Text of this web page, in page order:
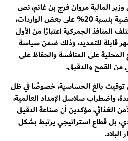
وزير المالية مروان فرج بن غانم، نص
على فرض رسوم وتدابير تعويضية بنسبة 20% على بعض الواردات،
المنافذ الجمركية اعتبارًا من الأول
ستة أشهر قابلة للتمديد، وذلك ضمن سياسة
على المنافسة والحفاظ على
من القمح والدقيق.
توقيت بالغ الحساسية، خصوصًا في ظل
واضطراب سلاسل الإمداد العالمية،
الغذائي، مؤكدين أن صناعة الدقيق
بل قطاع استراتيجي يرتبط بشكل